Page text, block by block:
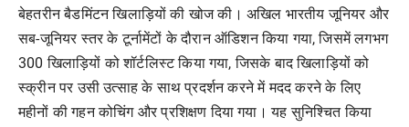
बेहतरीन बैडमिंटन खिलाड़ियों की खोज की। अखिल भारतीय जूनियर और
सब-जूनियर स्तर के टूर्नामेंटों के दौरान ऑडिशन किया गया, जिसमें लगभग
300 खिलाड़ियों को शॉर्टलिस्ट किया गया, जिसके बाद खिलाड़ियों को
स्क्रीन पर उसी उत्साह के साथ प्रदर्शन करने में मदद करने के लिए
महीनों की गहन कोचिंग और प्रशिक्षण दिया गया। यह सुनिश्चित किया